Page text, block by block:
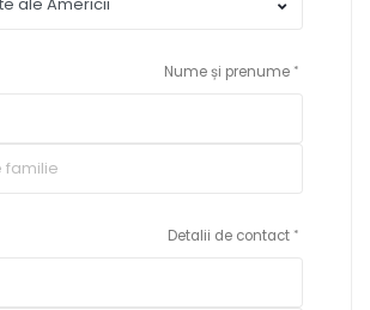
Nume și prenume
Detalii de contact